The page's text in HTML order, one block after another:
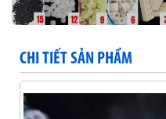
CHI TIẾT SẢN PHẨM